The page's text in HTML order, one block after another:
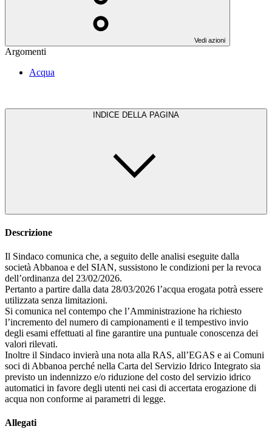
Vedi azioni
Argomenti
Acqua
INDICE DELLA PAGINA
Descrizione
Il Sindaco comunica che, a seguito delle analisi eseguite dalla
società Abbanoa e del SIAN, sussistono le condizioni per la revoca
dell’ordinanza del 23/02/2026.
Pertanto a partire dalla data 28/03/2026 l’acqua erogata potrà essere
utilizzata senza limitazioni.
Si comunica nel contempo che l’Amministrazione ha richiesto
l’incremento del numero di campionamenti e il tempestivo invio
degli esami effettuati al fine garantire una puntuale conoscenza dei
valori rilevati.
Inoltre il Sindaco invierà una nota alla RAS, all’EGAS e ai Comuni
soci di Abbanoa perché nella Carta del Servizio Idrico Integrato sia
previsto un indennizzo e/o riduzione del costo del servizio idrico
automatici in favore degli utenti nei casi di accertata erogazione di
acqua non conforme ai parametri di legge.
Allegati